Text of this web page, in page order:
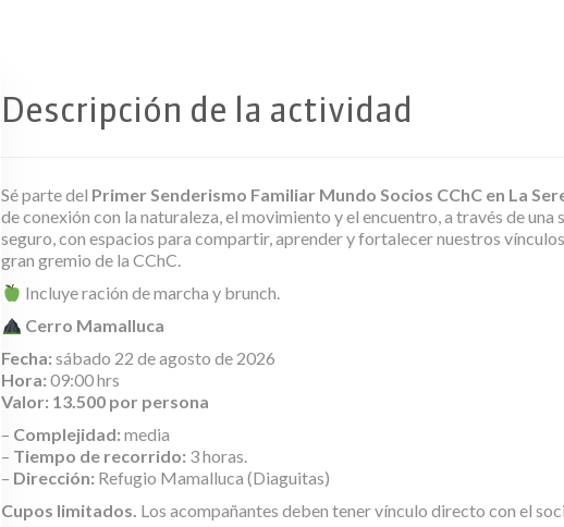
Descripción de la actividad
Sé parte del Primer Senderismo Familiar Mundo Socios CChC en La
de conexión con la naturaleza, el movimiento y el encuentro, a través de una
seguro, con espacios para compartir, aprender y fortalecer nuestros
gran gremio de la CChC.
Incluye ración de marcha y brunch.
Cerro Mamalluca
Fecha: sábado 22 de agosto de 2026
Hora: 09:00 hrs
Valor: 13.500 por persona
– Complejidad: media
– Tiempo de recorrido: 3 horas.
– Dirección: Refugio Mamalluca (Diaguitas)
Cupos limitados. Los acompañantes deben tener vínculo directo con el